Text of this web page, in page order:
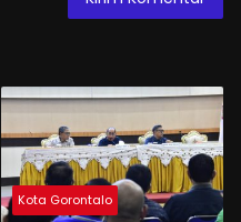
Kota Gorontalo